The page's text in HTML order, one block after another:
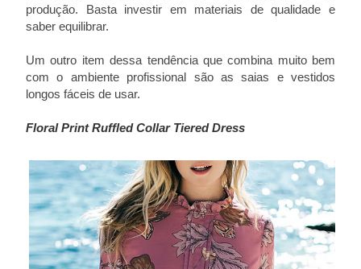
produção. Basta investir em materiais de qualidade e
saber equilibrar.
Um outro item dessa tendência que combina muito bem
com o ambiente profissional são as saias e vestidos
longos fáceis de usar.
Floral Print Ruffled Collar Tiered Dress